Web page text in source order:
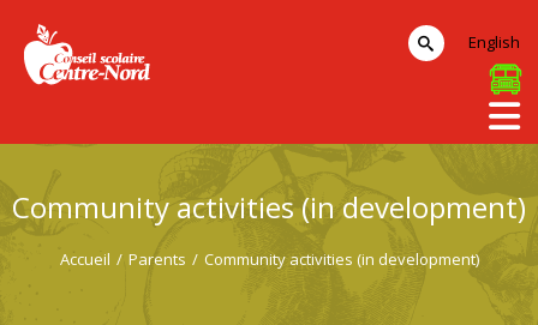
Community activities (in development)
Accueil / Parents / Community activities (in development)
English